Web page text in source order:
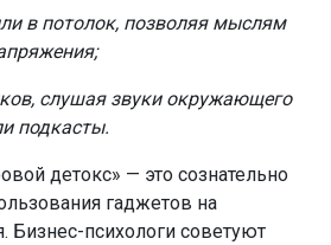
в потолок, позволяя мыслям
слушая звуки окружающего
подкасты.
детокс» — это сознательно
гаджетов на
Бизнес-психологи советуют